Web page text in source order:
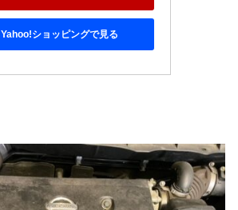
Yahoo!ショッピングで見る